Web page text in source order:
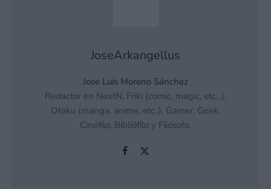
JoseArkangellus
Jose Luis Moreno Sánchez
Redactor en NextN, Friki (comic, magic, etc...),
Otaku (manga, anime, etc..), Gamer, Geek,
Cinéfilo, Bibliófilo y Filósofo.